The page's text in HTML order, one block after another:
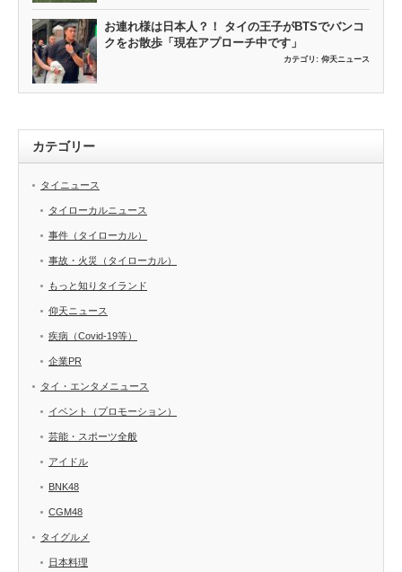
お連れ様は日本人？！ タイの王子がBTSでバンコ
クをお散歩「現在アプローチ中です」
カテゴリ: 仰天ニュース
カテゴリー
タイニュース
タイローカルニュース
事件（タイローカル）
事故・火災（タイローカル）
もっと知りタイランド
仰天ニュース
疾病（Covid-19等）
企業PR
タイ・エンタメニュース
イベント（プロモーション）
芸能・スポーツ全般
アイドル
BNK48
CGM48
タイグルメ
日本料理